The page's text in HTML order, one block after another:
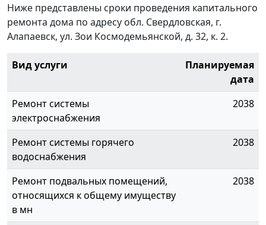
Ниже представлены сроки проведения капитального
ремонта дома по адресу обл. Свердловская, г.
Алапаевск, ул. Зои Космодемьянской, д. 32, к. 2.
Вид услуги
Планируемая
дата
Ремонт системы
электроснабжения
2038
Ремонт системы горячего
водоснабжения
2038
Ремонт подвальных помещений,
относящихся к общему имуществу
в мн
2038